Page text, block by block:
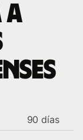
a
90 días